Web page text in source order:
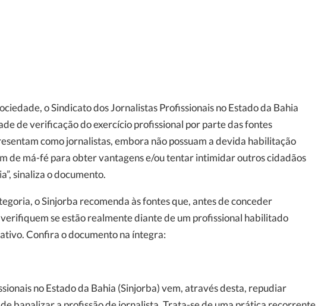
o Sindicato dos Jornalistas Profissionais no Estado da Bahia
de verificação do exercício profissional por parte das fontes
como jornalistas, embora não possuam a devida habilitação
de má-fé para obter vantagens e/ou tentar intimidar outros cidadãos
sinaliza o documento.
o Sinjorba recomenda às fontes que, antes de conceder
se estão realmente diante de um profissional habilitado
Confira o documento na íntegra:
no Estado da Bahia (Sinjorba) vem, através desta, repudiar